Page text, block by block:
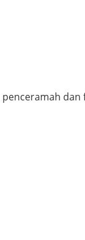
penceramah